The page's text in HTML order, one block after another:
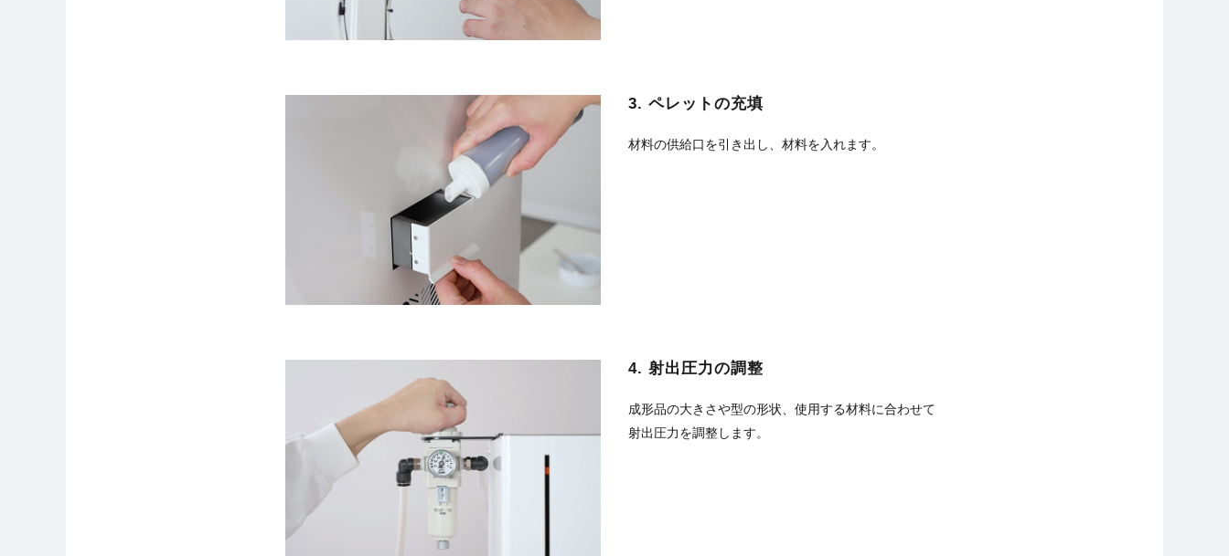
3. ペレットの充填
材料の供給口を引き出し、材料を入れます。
4. 射出圧力の調整
成形品の大きさや型の形状、使用する材料に合わせて
射出圧力を調整します。